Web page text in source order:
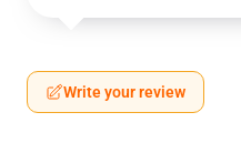
Write your review